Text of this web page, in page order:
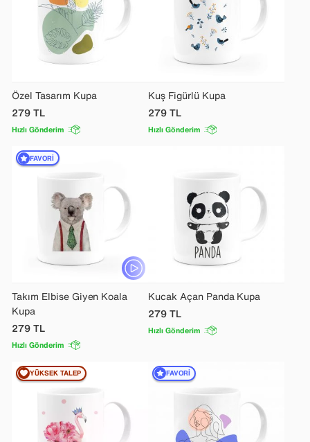
Özel Tasarım Kupa
279TL
Hızlı Gönderim
Kuş Figürlü Kupa
279TL
Hızlı Gönderim
Takım Elbise Giyen Koala
Kupa
279TL
Hızlı Gönderim
FAVORI
Kucak Açan Panda Kupa
279TL
Hızlı Gönderim
YÜKSEK TALEP FAVORI